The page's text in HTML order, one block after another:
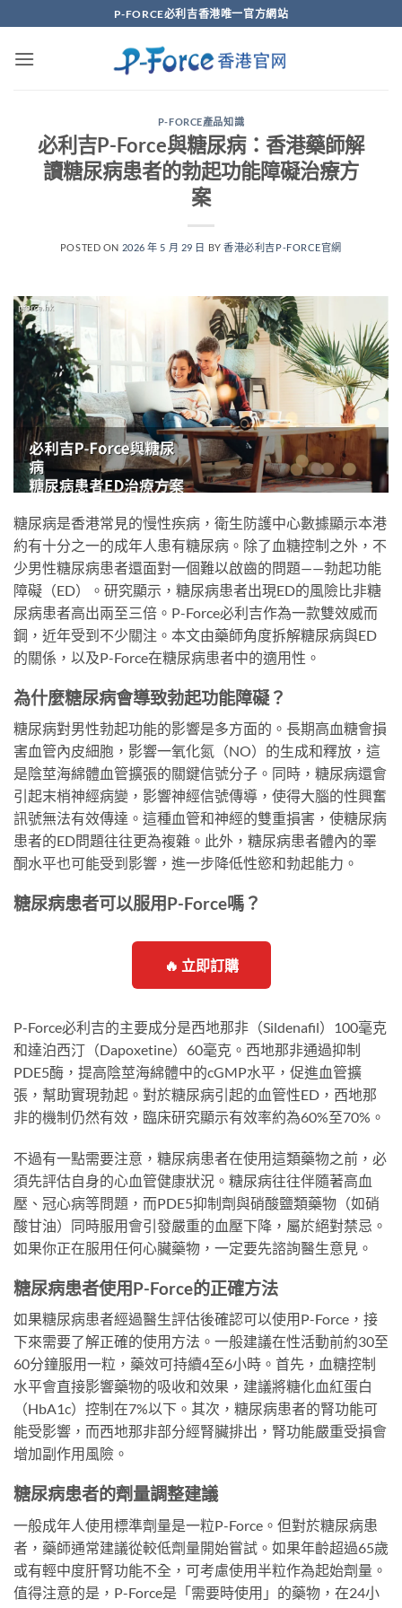
to
content
P-FORCE必利吉香港唯一官方網站
P-FORCE產品知識
必利吉P-Force與糖尿病：香港藥師解
讀糖尿病患者的勃起功能障礙治療方
案
POSTED ON 2026 年 5 月 29 日 BY香港必利吉P-FORCE官網
糖尿病是香港常見的慢性疾病，衛生防護中心數據顯示本港
約有十分之一的成年人患有糖尿病。除了血糖控制之外，不
少男性糖尿病患者還面對一個難以啟齒的問題——勃起功能
障礙（ED）。研究顯示，糖尿病患者出現ED的風險比非糖
尿病患者高出兩至三倍。P-Force必利吉作為一款雙效威而
鋼，近年受到不少關注。本文由藥師角度拆解糖尿病與ED
的關係，以及P-Force在糖尿病患者中的適用性。
為什麼糖尿病會導致勃起功能障礙？
糖尿病對男性勃起功能的影響是多方面的。長期高血糖會損
害血管內皮細胞，影響一氧化氮（NO）的生成和釋放，這
是陰莖海綿體血管擴張的關鍵信號分子。同時，糖尿病還會
引起末梢神經病變，影響神經信號傳導，使得大腦的性興奮
訊號無法有效傳達。這種血管和神經的雙重損害，使糖尿病
患者的ED問題往往更為複雜。此外，糖尿病患者體內的睪
酮水平也可能受到影響，進一步降低性慾和勃起能力。
糖尿病患者可以服用P-Force嗎？
🔥 立即訂購
P-Force必利吉的主要成分是西地那非（Sildenafil）100毫克
和達泊西汀（Dapoxetine）60毫克。西地那非通過抑制
PDE5酶，提高陰莖海綿體中的cGMP水平，促進血管擴
張，幫助實現勃起。對於糖尿病引起的血管性ED，西地那
非的機制仍然有效，臨床研究顯示有效率約為60%至70%。
不過有一點需要注意，糖尿病患者在使用這類藥物之前，必
須先評估自身的心血管健康狀況。糖尿病往往伴隨著高血
壓、冠心病等問題，而PDE5抑制劑與硝酸鹽類藥物（如硝
酸甘油）同時服用會引發嚴重的血壓下降，屬於絕對禁忌。
如果你正在服用任何心臟藥物，一定要先諮詢醫生意見。
糖尿病患者使用P-Force的正確方法
如果糖尿病患者經過醫生評估後確認可以使用P-Force，接
下來需要了解正確的使用方法。一般建議在性活動前約30至
60分鐘服用一粒，藥效可持續4至6小時。首先，血糖控制
水平會直接影響藥物的吸收和效果，建議將糖化血紅蛋白
（HbA1c）控制在7%以下。其次，糖尿病患者的腎功能可
能受影響，而西地那非部分經腎臟排出，腎功能嚴重受損會
增加副作用風險。
糖尿病患者的劑量調整建議
一般成年人使用標準劑量是一粒P-Force。但對於糖尿病患
者，藥師通常建議從較低劑量開始嘗試。如果年齡超過65歲
或有輕中度肝腎功能不全，可考慮使用半粒作為起始劑量。
值得注意的是，P-Force是「需要時使用」的藥物，在24小